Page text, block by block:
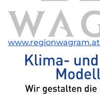
www.regionwagram.at